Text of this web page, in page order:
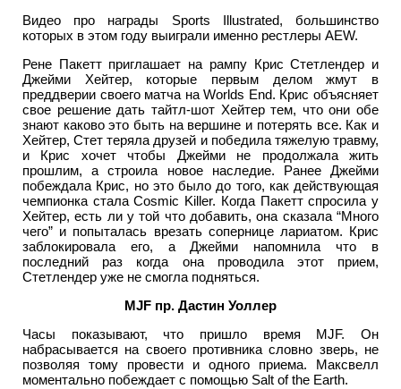
Видео про награды Sports Illustrated, большинство
которых в этом году выиграли именно рестлеры AEW.
Рене Пакетт приглашает на рампу Крис Стетлендер и
Джейми Хейтер, которые первым делом жмут в
преддверии своего матча на Worlds End. Крис объясняет
свое решение дать тайтл-шот Хейтер тем, что они обе
знают каково это быть на вершине и потерять все. Как и
Хейтер, Стет теряла друзей и победила тяжелую травму,
и Крис хочет чтобы Джейми не продолжала жить
прошлим, а строила новое наследие. Ранее Джейми
побеждала Крис, но это было до того, как действующая
чемпионка стала Cosmic Killer. Когда Пакетт спросила у
Хейтер, есть ли у той что добавить, она сказала “Много
чего” и попыталась врезать сопернице лариатом. Крис
заблокировала его, а Джейми напомнила что в
последний раз когда она проводила этот прием,
Стетлендер уже не смогла подняться.
MJF пр. Дастин Уоллер
Часы показывают, что пришло время MJF. Он
набрасывается на своего противника словно зверь, не
позволяя тому провести и одного приема. Максвелл
моментально побеждает с помощью Salt of the Earth.